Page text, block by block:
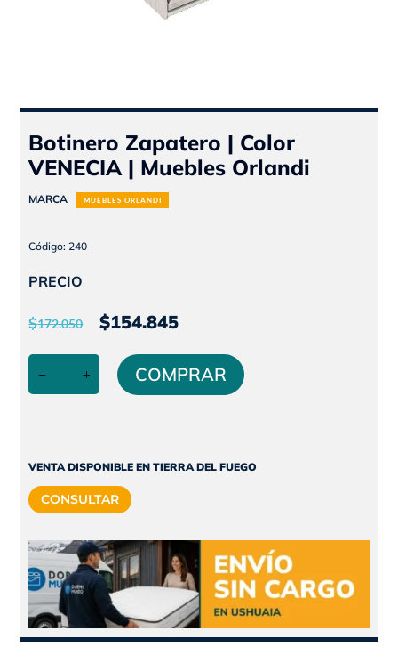
Botinero Zapatero | Color
VENECIA | Muebles Orlandi
MARCA MUEBLES ORLANDI
Código: 240
PRECIO
$172.050
El
precio
original
era:
$154.845El
precio
actual
es:
Botinero
|
Muebles
Orlandi
COMPRAR
VENTA DISPONIBLE EN TIERRA DEL FUEGO
CONSULTAR